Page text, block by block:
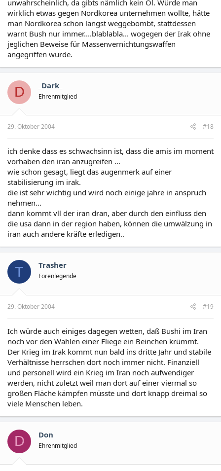
unwahrscheinlich, da gibts nämlich kein Öl. Würde man
wirklich etwas gegen Nordkorea unternehmen wollte, hätte
man Nordkorea schon längst weggebombt, stattdessen
warnt Bush nur immer....blablabla... wogegen der Irak ohne
jeglichen Beweise für Massenvernichtungswaffen
angegriffen wurde.
D _Dark_
Ehrenmitglied
29. Oktober 2004 #18
ich denke dass es schwachsinn ist, dass die amis im moment
vorhaben den iran anzugreifen ...
wie schon gesagt, liegt das augenmerk auf einer
stabilisierung im irak.
die ist sehr wichtig und wird noch einige jahre in anspruch
nehmen...
dann kommt vll der iran dran, aber durch den einfluss den
die usa dann in der region haben, können die umwälzung in
iran auch andere kräfte erledigen..
T Trasher
Forenlegende
29. Oktober 2004 #19
Ich würde auch einiges dagegen wetten, daß Bushi im Iran
noch vor den Wahlen einer Fliege ein Beinchen krümmt.
Der Krieg im Irak kommt nun bald ins dritte Jahr und stabile
Verhältnisse herrschen dort noch immer nicht. Finanziell
und personell wird ein Krieg im Iran noch aufwendiger
werden, nicht zuletzt weil man dort auf einer viermal so
großen Fläche kämpfen müsste und dort knapp dreimal so
viele Menschen leben.
D Don
Ehrenmitglied